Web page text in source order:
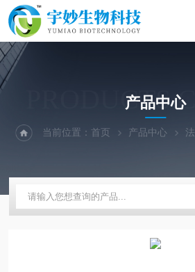
PRODUCTS
产品中心
当前位置：首页 产品中心